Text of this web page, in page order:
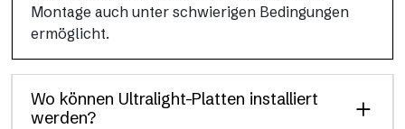
Montage auch unter schwierigen Bedingungen
ermöglicht.
Wo können Ultralight-Platten installiert
werden?